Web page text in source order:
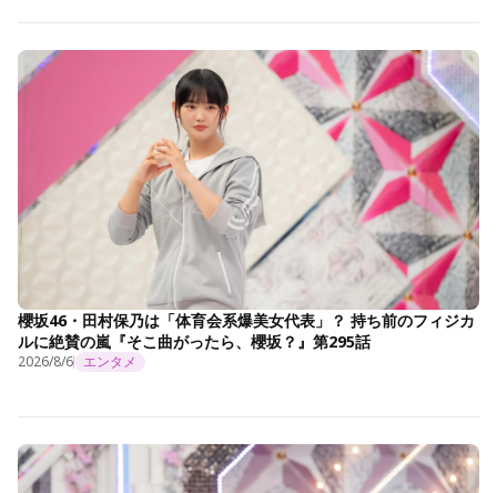
櫻坂46・田村保乃は「体育会系爆美女代表」？ 持ち前のフィジカ
ルに絶賛の嵐『そこ曲がったら、櫻坂？』第295話
2026/8/6 エンタメ